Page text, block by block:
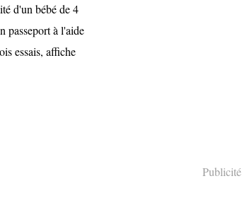
d'un bébé de 4
passeport à l'aide
essais, affiche
Publicité